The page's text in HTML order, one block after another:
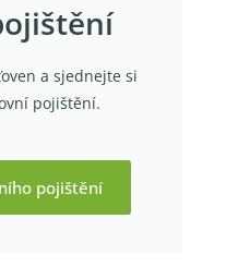
a sjednejte si
pojištění.
pojištění